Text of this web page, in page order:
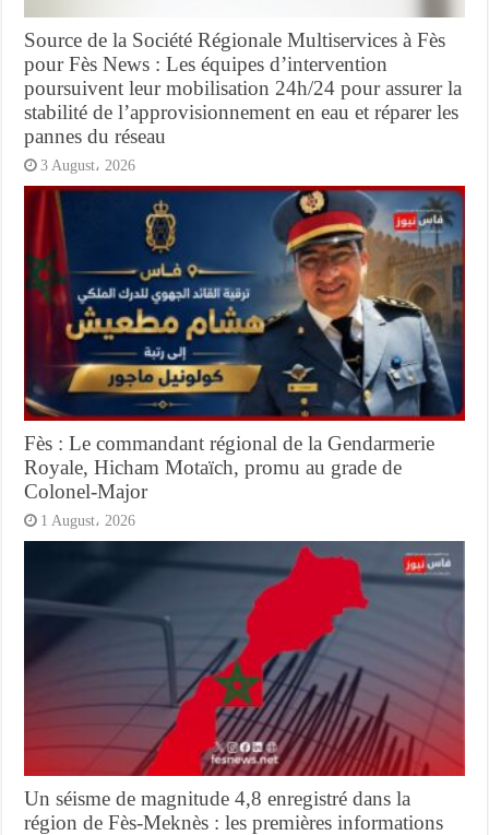
Source de la Société Régionale Multiservices à Fès
pour Fès News : Les équipes d’intervention
poursuivent leur mobilisation 24h/24 pour assurer la
stabilité de l’approvisionnement en eau et réparer les
pannes du réseau
3 August، 2026
Fès : Le commandant régional de la Gendarmerie
Royale, Hicham Motaïch, promu au grade de
Colonel-Major
1 August، 2026
Un séisme de magnitude 4,8 enregistré dans la
région de Fès-Meknès : les premières informations